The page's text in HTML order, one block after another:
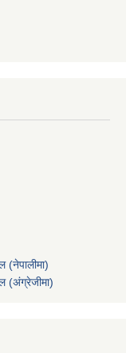
(नेपालीमा)
(अंग्रेजीमा)